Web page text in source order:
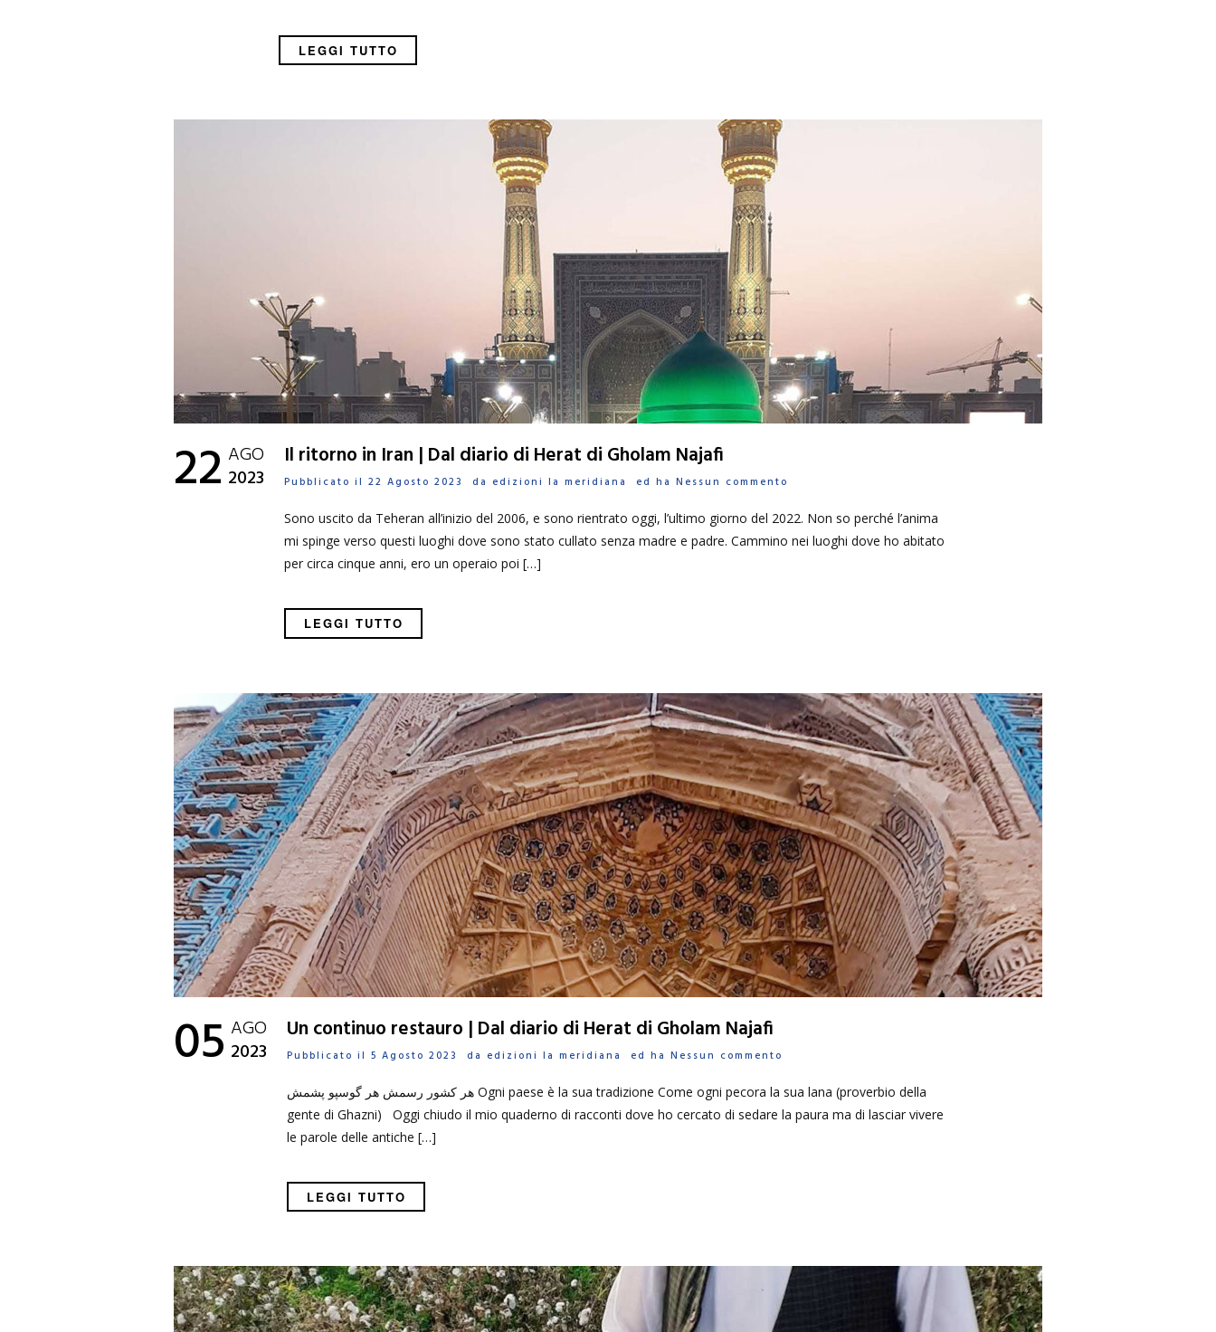
LEGGI TUTTO
22 AGO
2023
Il ritorno in Iran | Dal diario di Herat di Gholam Najafi
Pubblicato il 22 Agosto 2023 da edizioni la meridiana ed ha Nessun commento
Sono uscito da Teheran all’inizio del 2006, e sono rientrato oggi, l’ultimo giorno del 2022. Non so perché l’anima
mi spinge verso questi luoghi dove sono stato cullato senza madre e padre. Cammino nei luoghi dove ho abitato
per circa cinque anni, ero un operaio poi […]
LEGGI TUTTO
05 AGO
2023
Un continuo restauro | Dal diario di Herat di Gholam Najafi
Pubblicato il 5 Agosto 2023 da edizioni la meridiana ed ha Nessun commento
هر کشور رسمش هر گوسپو پشمش Ogni paese è la sua tradizione Come ogni pecora la sua lana (proverbio della
gente di Ghazni) Oggi chiudo il mio quaderno di racconti dove ho cercato di sedare la paura ma di lasciar vivere
le parole delle antiche […]
LEGGI TUTTO